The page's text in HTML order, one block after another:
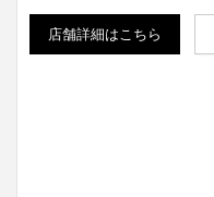
店舗詳細はこちら